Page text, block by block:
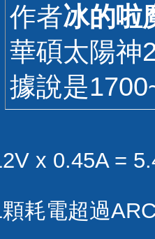
作者冰的啦
華碩太陽神
據說是
x 0.45A =
耗電超過